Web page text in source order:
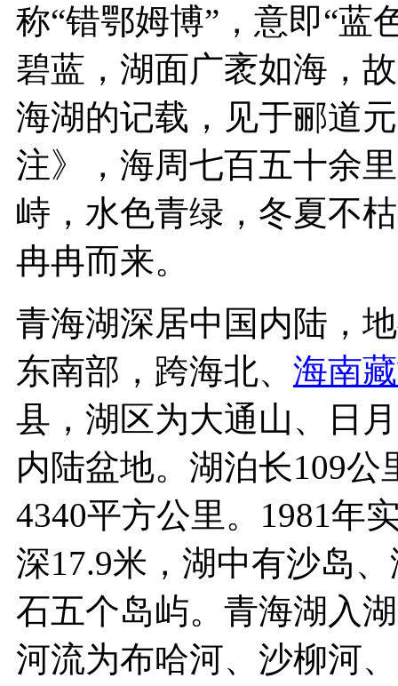
称“错鄂姆博”，意即“蓝
碧蓝，湖面广袤如海，
海湖的记载，见于郦道
注》，海周七百五十余
峙，水色青绿，冬夏不
冉冉而来。
青海湖深居中国内陆，
东南部，跨海北、 海南
县，湖区为大通山、日
内陆盆地。湖泊长109
4340平方公里。1981年
深17.9米，湖中有沙岛
石五个岛屿。青海湖入
河流为布哈河、沙柳河